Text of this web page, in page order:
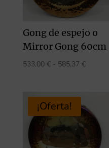
Gong de espejo o
Mirror Gong 60cm
533,00 € - 585,37 €Rango
533,00 €
hasta
585,37 €
¡Oferta!